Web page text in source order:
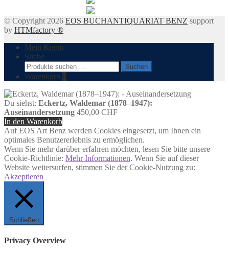
© Copyright 2026 EOS BUCHANTIQUARIAT BENZ support
by HTMfactory ®
Mein Konto
Suche
Suchen
nach:
Suchen
Warenkorb 0
Du siehst: Eckertz, Waldemar (1878–1947):
Auseinandersetzung 450,00 CHF
In den Warenkorb
Auf EOS Art Benz werden Cookies eingesetzt, um Ihnen ein
optimales Benutzererlebnis zu ermöglichen.
Wenn Sie mehr darüber erfahren möchten, lesen Sie bitte unsere
Cookie-Richtlinie: Mehr Informationen. Wenn Sie auf dieser
Website weitersurfen, stimmen Sie der Cookie-Nutzung zu:
Akzeptieren
Schließen
Privacy Overview